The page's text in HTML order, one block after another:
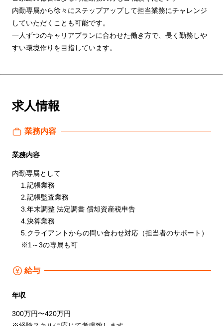
内勤専属から徐々にステップアップして担当業務にチャレンジ
していただくことも可能です。
一人ずつのキャリアプランに合わせた働き方で、長く勤務しや
すい環境作りを目指しています。
求人情報
業務内容
業務内容
内勤専属として
1.記帳業務
2.記帳監査業務
3.年末調整 法定調書 償却資産税申告
4.決算業務
5.クライアントからの問い合わせ対応（担当者のサポート）
※1～3の専属も可
給与
年収
300万円〜420万円